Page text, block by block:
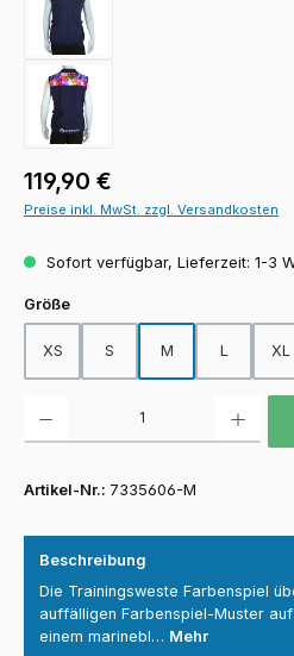
Regulärer Preis:
119,90 €
Preise inkl. MwSt. zzgl. Versandkosten
Sofort verfügbar, Lieferzeit: 1-3
Größeauswählen
XS S M L XL
Artikel-Nr.: 7335606-M
Beschreibung
Die Trainingsweste Farbenspiel
auffälligen Farbenspiel-Muster
einem marinebl… Mehr